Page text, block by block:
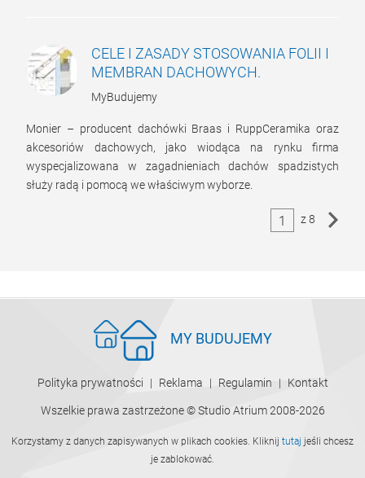
CELE I ZASADY STOSOWANIA FOLII I
MEMBRAN DACHOWYCH.
MyBudujemy
Monier – producent dachówki Braas i RuppCeramika oraz
akcesoriów dachowych, jako wiodąca na rynku firma
wyspecjalizowana w zagadnieniach dachów spadzistych
służy radą i pomocą we właściwym wyborze.
1 z 8
MY BUDUJEMY
Polityka prywatności Reklama Regulamin Kontakt
Wszelkie prawa zastrzeżone © Studio Atrium 2008-2026
Korzystamy z danych zapisywanych w plikach cookies. Kliknij tutaj jeśli chcesz
je zablokować.